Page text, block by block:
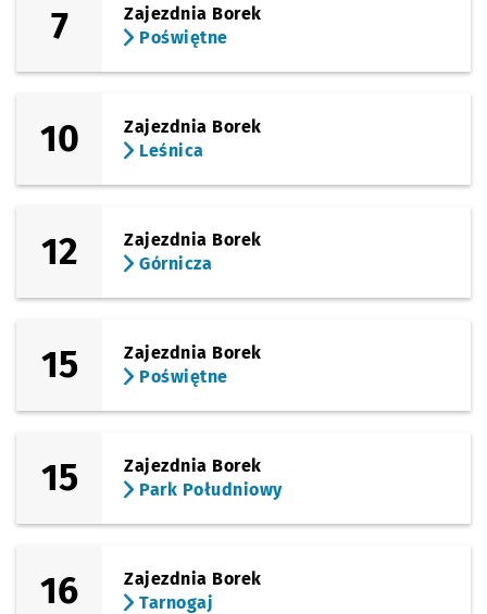
7
Zajezdnia Borek
Poświętne
10
Zajezdnia Borek
Leśnica
12
Zajezdnia Borek
Górnicza
15
Zajezdnia Borek
Poświętne
15
Zajezdnia Borek
Park Południowy
16
Zajezdnia Borek
Tarnogaj